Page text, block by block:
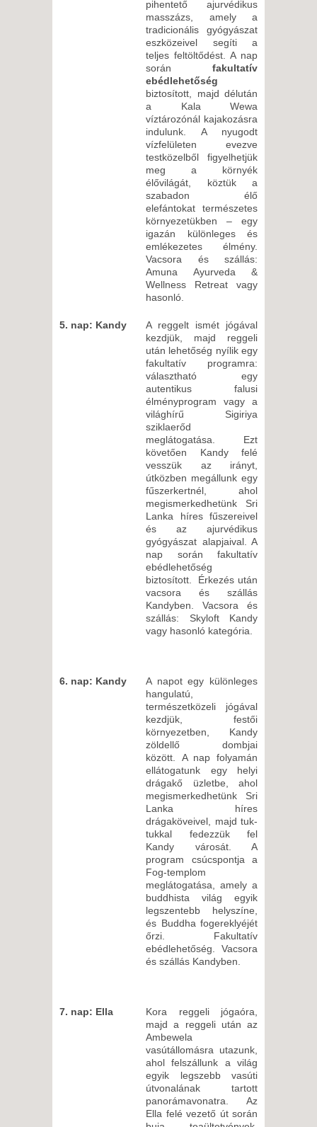
pihentető ajurvédikus
masszázs, amely a
tradicionális gyógyászat
eszközeivel segíti a
teljes feltöltődést. A nap
során fakultatív
ebédlehetőség
biztosított, majd délután
a Kala Wewa
víztározónál kajakozásra
indulunk. A nyugodt
vízfelületen evezve
testközelből figyelhetjük
meg a környék
élővilágát, köztük a
szabadon élő
elefántokat természetes
környezetükben – egy
igazán különleges és
emlékezetes élmény.
Vacsora és szállás:
Amuna Ayurveda &
Wellness Retreat vagy
hasonló.
5. nap: Kandy
A reggelt ismét jógával
kezdjük, majd reggeli
után lehetőség nyílik egy
fakultatív programra:
választható egy
autentikus falusi
élményprogram vagy a
világhírű Sigiriya
sziklaerőd
meglátogatása. Ezt
követően Kandy felé
vesszük az irányt,
útközben megállunk egy
fűszerkertnél, ahol
megismerkedhetünk Sri
Lanka híres fűszereivel
és az ajurvédikus
gyógyászat alapjaival. A
nap során fakultatív
ebédlehetőség
biztosított. Érkezés után
vacsora és szállás
Kandyben. Vacsora és
szállás: Skyloft Kandy
vagy hasonló kategória.
6. nap: Kandy
A napot egy különleges
hangulatú,
természetközeli jógával
kezdjük, festői
környezetben, Kandy
zöldellő dombjai
között. A nap folyamán
ellátogatunk egy helyi
drágakő üzletbe, ahol
megismerkedhetünk Sri
Lanka híres
drágaköveivel, majd tuk-
tukkal fedezzük fel
Kandy városát. A
program csúcspontja a
Fog-templom
meglátogatása, amely a
buddhista világ egyik
legszentebb helyszíne,
és Buddha fogereklyéjét
őrzi. Fakultatív
ebédlehetőség. Vacsora
és szállás Kandyben.
7. nap: Ella
Kora reggeli jógaóra,
majd a reggeli után az
Ambewela
vasútállomásra utazunk,
ahol felszállunk a világ
egyik legszebb vasúti
útvonalának tartott
panorámavonatra. Az
Ella felé vezető út során